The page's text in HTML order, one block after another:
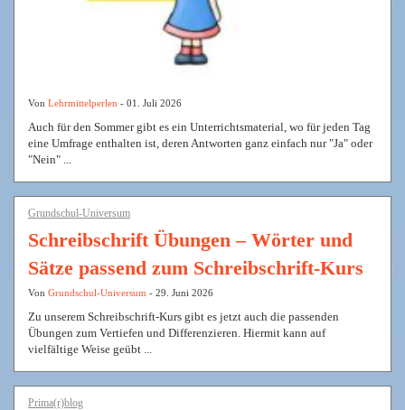
Von Lehrmittelperlen - 01. Juli 2026
Auch für den Sommer gibt es ein Unterrichtsmaterial, wo für jeden Tag
eine Umfrage enthalten ist, deren Antworten ganz einfach nur "Ja" oder
"Nein" ...
Grundschul-Universum
Schreibschrift Übungen – Wörter und
Sätze passend zum Schreibschrift-Kurs
Von Grundschul-Universum - 29. Juni 2026
Zu unserem Schreibschrift-Kurs gibt es jetzt auch die passenden
Übungen zum Vertiefen und Differenzieren. Hiermit kann auf
vielfältige Weise geübt ...
Prima(r)blog